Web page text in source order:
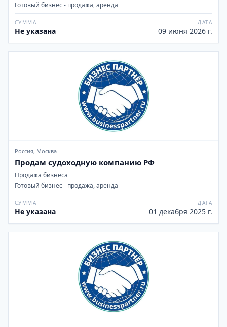
Готовый бизнес - продажа, аренда
СУММА
Не указана
ДАТА
09 июня 2026 г.
Россия, Москва
Продам судоходную компанию РФ
Продажа бизнеса
Готовый бизнес - продажа, аренда
СУММА
Не указана
ДАТА
01 декабря 2025 г.